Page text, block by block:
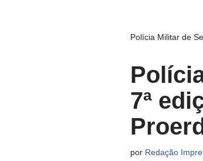
Polícia Militar de
7ª
por Redação